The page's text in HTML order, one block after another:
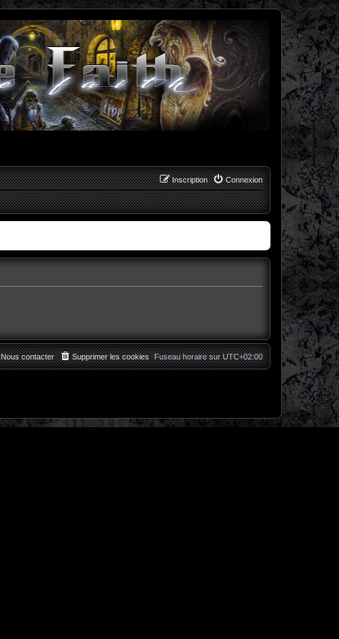
Connexion
Inscription
Fuseau horaire surUTC+02:00
Supprimer les cookies
Nous contacter